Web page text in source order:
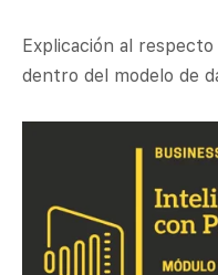
Explicación al
dentro del modelo de